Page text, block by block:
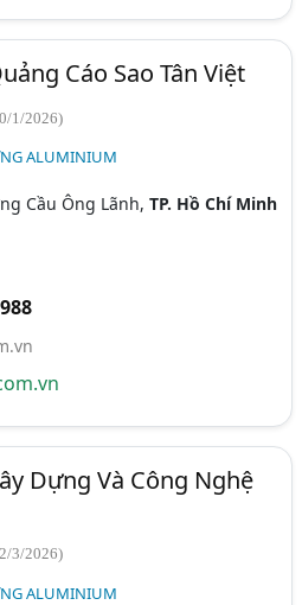
Cáo Sao Tân Việt
1/2026)
ALUMINIUM
Cầu Ông Lãnh,TP. Hồ Chí Minh
Dựng Và Công Nghệ
3/2026)
ALUMINIUM